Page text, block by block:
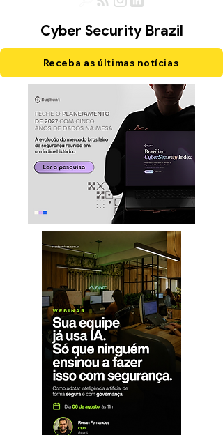
Cyber Security Brazil
Receba as últimas notícias